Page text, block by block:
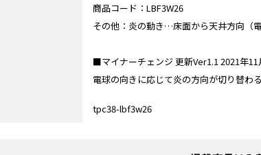
商品コード：LBF3W26
その他：炎の動き…床面から天井方向（
■マイナーチェンジ 更新Ver1.1 2021年11
電球の向きに応じて炎の方向が切り替わ
tpc38-lbf3w26